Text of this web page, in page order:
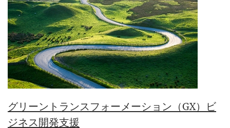
グリーントランスフォーメーション（GX）ビ
ジネス開発支援